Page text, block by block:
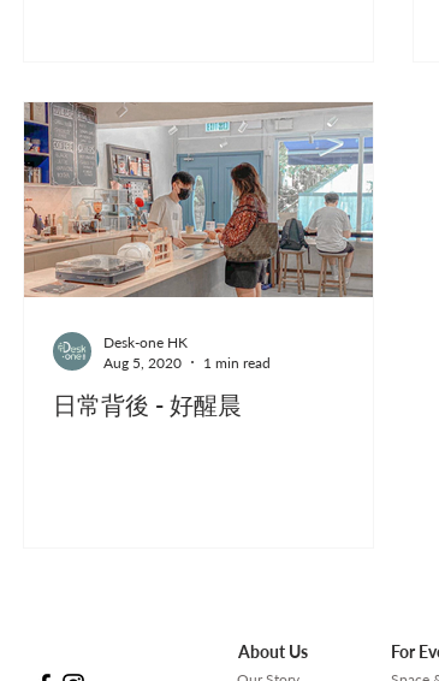
日常背後 - 好醒晨
Desk-one HK
Aug 5, 2020
1 min read
About Us For